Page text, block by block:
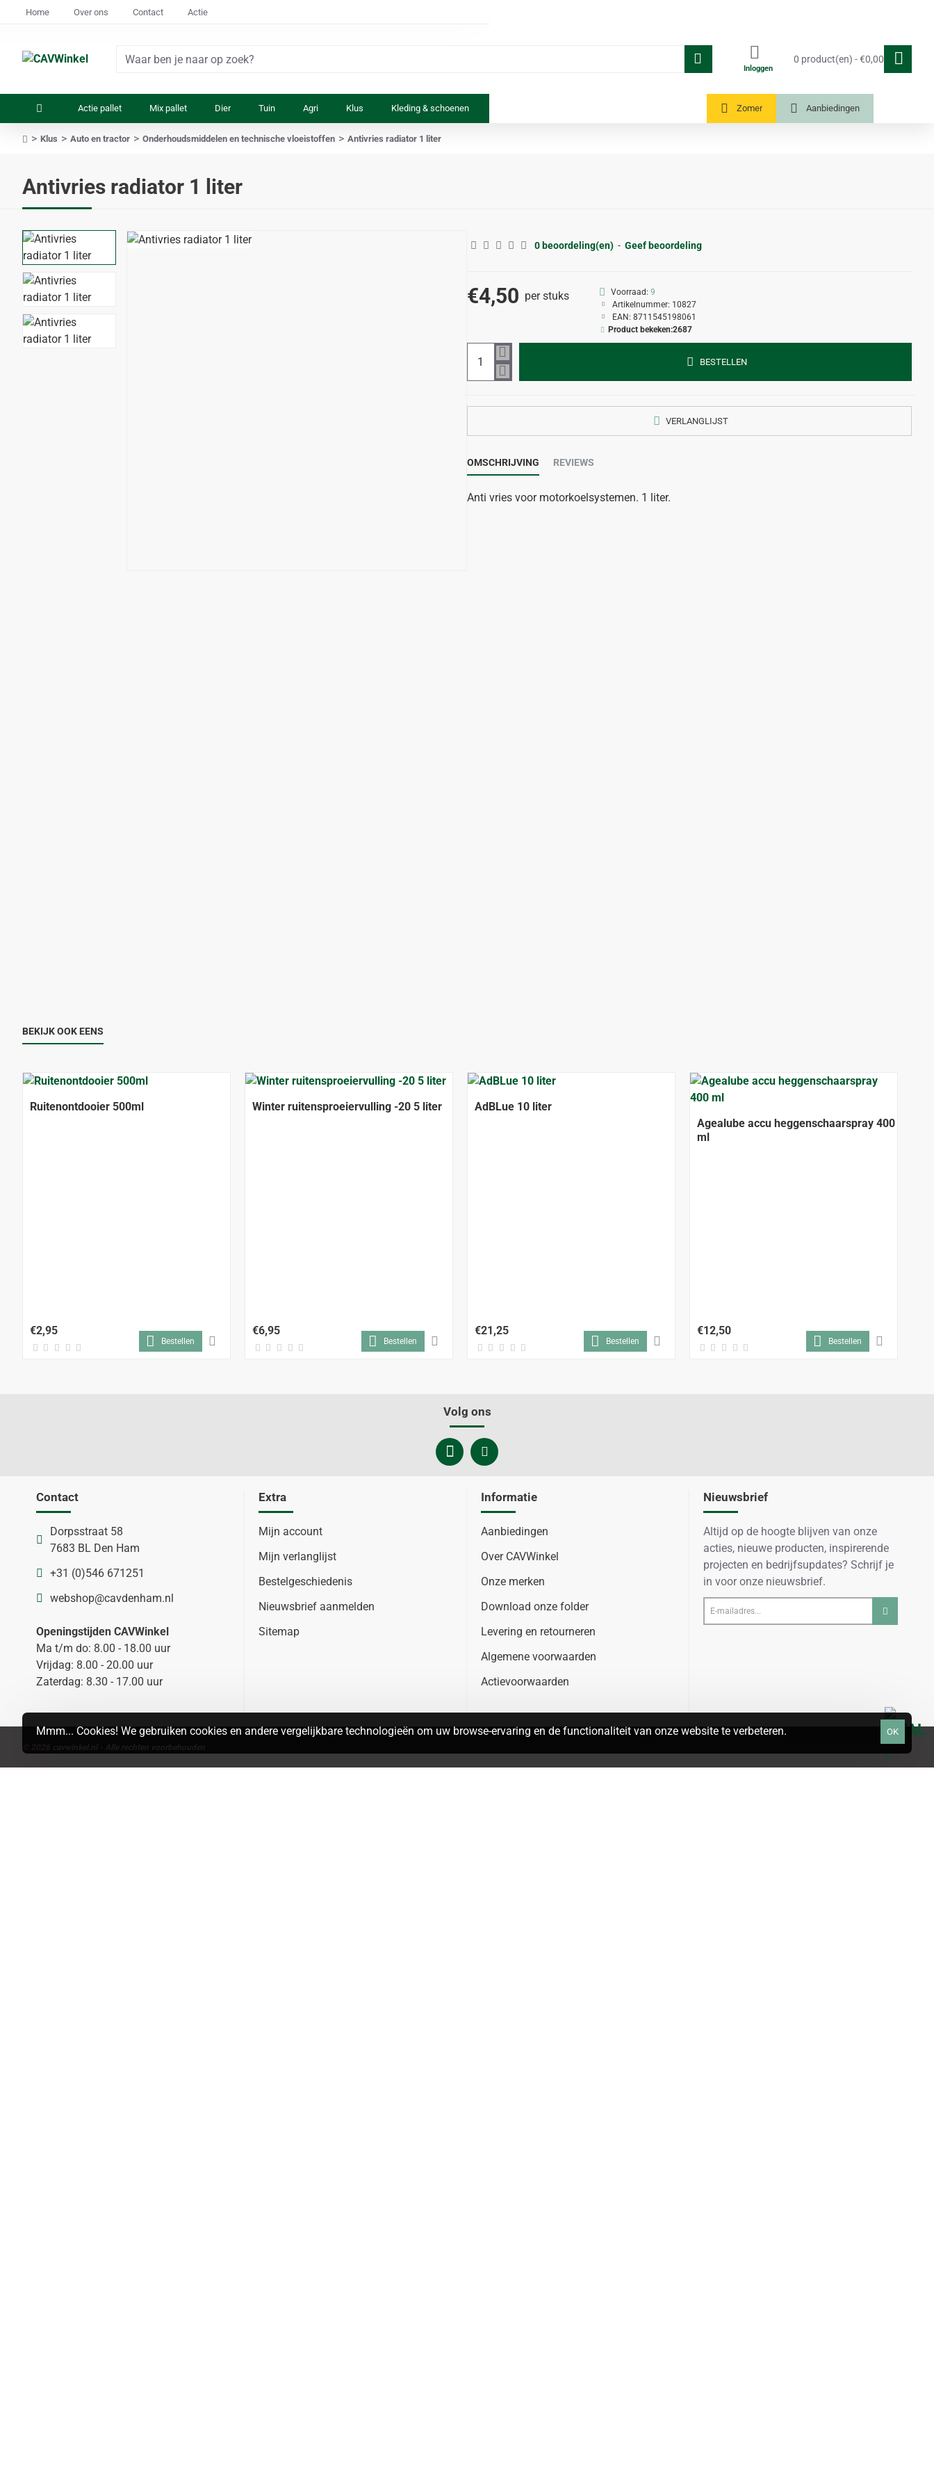
Mmm... Cookies! We gebruiken cookies en andere vergelijkbare technologieën om uw browse-ervaring en de functionaliteit van onze website te verbeteren. OK
Home Over ons Contact Actie
Waar
op
Inloggen
0 product(en) - €0,00
Actie pallet Mix pallet Dier Tuin Agri Klus Kleding & schoenen Zomer Aanbiedingen
Antivries radiator 1 liter
Klus Auto en tractor Onderhoudsmiddelen en technische vloeistoffen Antivries radiator 1 liter
0 beoordeling(en) - Geef beoordeling
€4,50 per stuks Voorraad: 9
Artikelnummer: 10827
EAN: 8711545198061
Product bekeken:2687
BESTELLEN
VERLANGLIJST
OMSCHRIJVING REVIEWS
Anti vries voor motorkoelsystemen. 1 liter.
BEKIJK OOK EENS
Ruitenontdooier 500ml
€2,95
Bestellen
Winter ruitensproeiervulling -20 5 liter
€6,95
Bestellen
ALLEEN AFHALEN
AdBLue 10 liter
€21,25
Bestellen
Agealube accu heggenschaarspray 400
ml
€12,50
Bestellen
Volg ons
Contact
Dorpsstraat 58
7683 BL Den Ham
+31 (0)546 671251
webshop@cavdenham.nl
Openingstijden CAVWinkel
Ma t/m do: 8.00 - 18.00 uur
Vrijdag: 8.00 - 20.00 uur
Zaterdag: 8.30 - 17.00 uur
Extra
Mijn account
Mijn verlanglijst
Bestelgeschiedenis
Nieuwsbrief aanmelden
Sitemap
Informatie
Aanbiedingen
Over CAVWinkel
Onze merken
Download onze folder
Levering en retourneren
Algemene voorwaarden
Actievoorwaarden
Nieuwsbrief
Altijd op de hoogte blijven van onze
acties, nieuwe producten, inspirerende
projecten en bedrijfsupdates? Schrijf je
in voor onze nieuwsbrief.
E-
mailadres...